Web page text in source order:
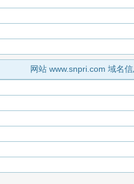
网站 www.snpri.com 域名